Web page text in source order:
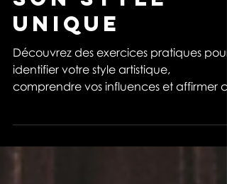
influences,
et ce qui rend
son style
unique
Découvrez des exercices pratiques pour
comprendre vos influences et affirmer ce